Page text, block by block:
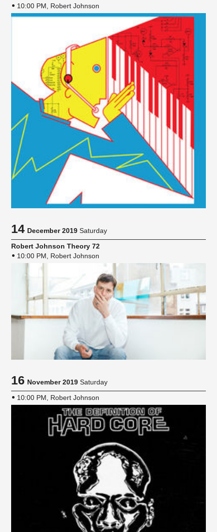
10:00 PM, Robert Johnson
14December 2019 Saturday
Robert Johnson Theory 72
10:00 PM, Robert Johnson
16November 2019 Saturday
10:00 PM, Robert Johnson